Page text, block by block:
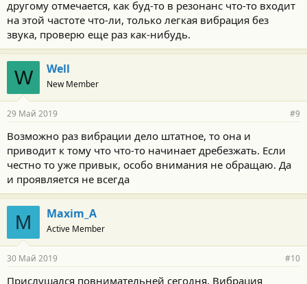
другому отмечается, как буд-то в резонанс что-то входит
на этой частоте что-ли, только легкая вибрация без
звука, проверю еще раз как-нибудь.
W Well
New Member
29 Май 2019 #9
Возможно раз вибрации дело штатное, то она и
приводит к тому что что-то начинает дребезжать. Если
честно то уже привык, особо внимания не обращаю. Да
и проявляется не всегда
M Maxim_A
Active Member
30 Май 2019 #10
Прислушался повнимательней сегодня. Вибрация